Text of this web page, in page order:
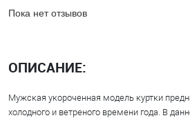
Пока нет отзывов
ОПИСАНИЕ:
Мужская укороченная модель куртки
холодного и ветреного времени года. В